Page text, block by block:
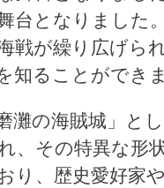
となりました
が繰り広げられ
知ることができま
灘の海賊城」と
その特異な形
り、歴史愛好家